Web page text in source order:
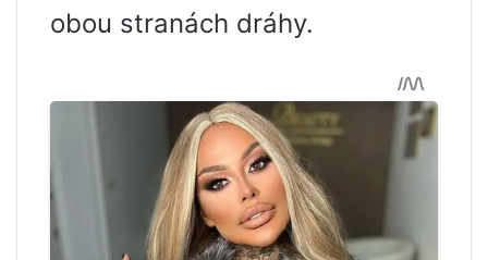
obou stranách dráhy.